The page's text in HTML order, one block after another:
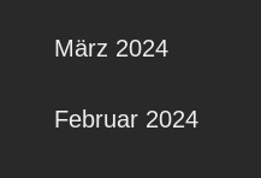
März 2024
Februar 2024